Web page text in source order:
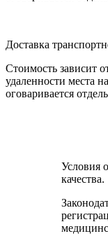
Доставка
Cтоимость зависит
удаленности места
оговаривается
Условия
качества.